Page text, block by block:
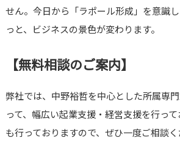
せん。今日から「ラポール形成」を意識
っと、ビジネスの景色が変わります。
【無料相談のご案内】
弊社では、中野裕哲を中心とした所属専
って、幅広い起業支援・経営支援を行っ
も行っておりますので、ぜひ一度ご相談く